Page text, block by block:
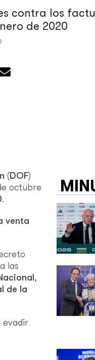
contra los
de 2020
(DOF)
octubre
.
venta
las
,
de la
evadir